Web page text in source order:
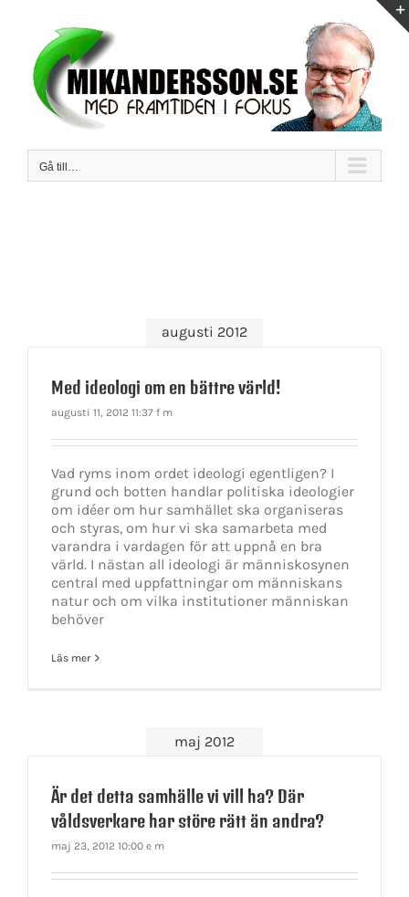
innehållet
Gå till…
augusti 2012
Med ideologi om en bättre värld!
augusti 11, 2012 11:37 f m
Vad ryms inom ordet ideologi egentligen? I
grund och botten handlar politiska ideologier
om idéer om hur samhället ska organiseras
och styras, om hur vi ska samarbeta med
varandra i vardagen för att uppnå en bra
värld. I nästan all ideologi är människosynen
central med uppfattningar om människans
natur och om vilka institutioner människan
behöver
Läs mer
maj 2012
Är det detta samhälle vi vill ha? Där
våldsverkare har störe rätt än andra?
maj 23, 2012 10:00 e m